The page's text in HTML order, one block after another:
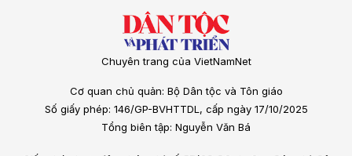
Chuyên trang của VietNamNet
Cơ quan chủ quản: Bộ Dân tộc và Tôn giáo
Số giấy phép: 146/GP-BVHTTDL, cấp ngày 17/10/2025
Tổng biên tập: Nguyễn Văn Bá